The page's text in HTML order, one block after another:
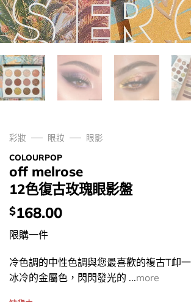
彩妝 眼妝
眼影
COLOURPOP
off melrose
12色復古玫瑰眼影盤
價
錢：
$168.00
限購一件
冷色調的中性色調與您最喜歡的複古T卹
冰冷的金屬色，閃閃發光的 ...more